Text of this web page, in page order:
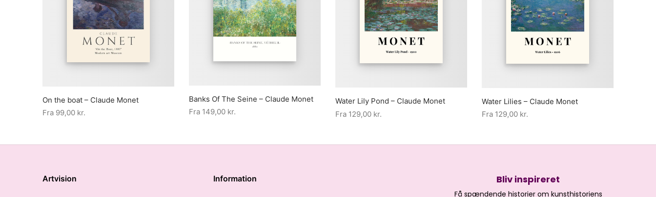
On the boat – Claude Monet
Fra 99,00 kr.
Banks Of The Seine – Claude Monet
Fra 149,00 kr.
Water Lily Pond – Claude Monet
Fra 129,00 kr.
Water Lilies – Claude Monet
Fra 129,00 kr.
Bliv inspireret
Få spændende historier om kunsthistoriens
Information
Artvision